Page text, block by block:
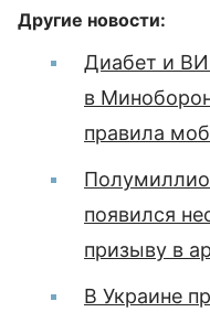
Другие новости:
Диабет и
в
правила
появился
призыву в
В Украине